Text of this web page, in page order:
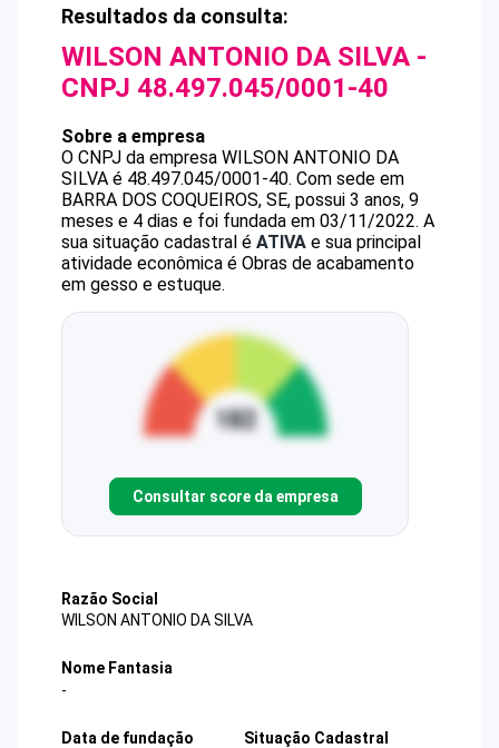
Resultados da consulta:
WILSON ANTONIO DA SILVA -
CNPJ 48.497.045/0001-40
Sobre a empresa
O CNPJ da empresa WILSON ANTONIO DA
SILVA é 48.497.045/0001-40. Com sede em
BARRA DOS COQUEIROS, SE, possui 3 anos, 9
meses e 4 dias e foi fundada em 03/11/2022. A
sua situação cadastral é ATIVA e sua principal
atividade econômica é Obras de acabamento
em gesso e estuque.
Consultar score da empresa
Razão Social
WILSON ANTONIO DA SILVA
Nome Fantasia
-
Data de fundação
Situação Cadastral